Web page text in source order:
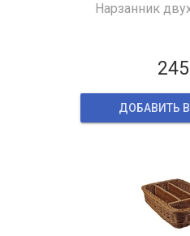
Нарзанник
245
ДОБАВИТЬ